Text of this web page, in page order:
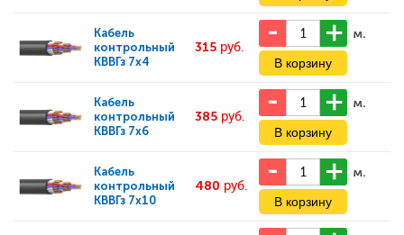
Кабель
контрольный
КВВГз 7х4
315 руб.
м.
Кабель
контрольный
КВВГз 7х6
385 руб.
м.
Кабель
контрольный
КВВГз 7х10
480 руб.
м.